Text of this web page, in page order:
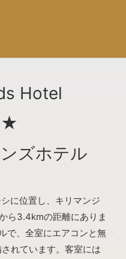
Hotel
ズホテル
に位置し、キリマンジ
ら3.4kmの距離にありま
で、全室にエアコンと無
れています。客室には